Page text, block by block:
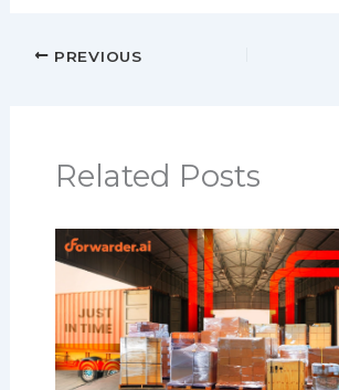
PREVIOUS
Related Posts